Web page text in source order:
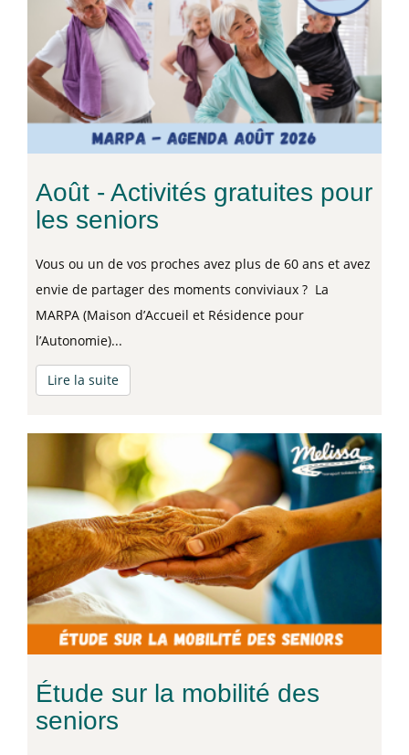
Août - Activités gratuites pour
les seniors
Vous ou un de vos proches avez plus de 60 ans et avez
envie de partager des moments conviviaux ? La
MARPA (Maison d’Accueil et Résidence pour
l’Autonomie)...
Lire la suite
Étude sur la mobilité des
seniors